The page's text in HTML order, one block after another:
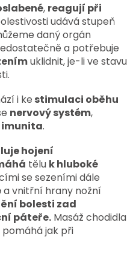
, reagují při
udává stupeň
daný orgán
a potřebuje
uklidnit, je-li ve stavu
i ke stimulaci oběhu
nervový systém,
imunita.
hojení
tělu k hluboké
se sezeními dále
a vnitřní hrany nožní
bolesti zad
páteře. Masáž chodidla
pomáhá jak při